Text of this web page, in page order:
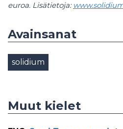
euroa. Lisätietoja:
Avainsanat
solidium
Muut kielet